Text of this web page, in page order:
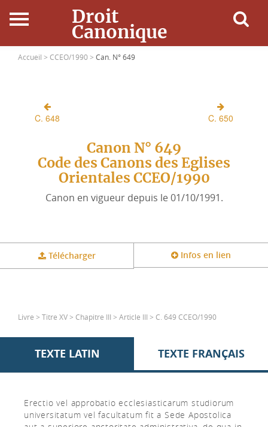
Droit
Canonique
Accueil
Ressources
Connexion
Accueil > CCEO/1990 > Can. N° 649
C. 648 C. 650
Canon N° 649
Code des Canons des Eglises
Orientales CCEO/1990
Canon en vigueur depuis le 01/10/1991.
Télécharger Infos en lien
Livre > Titre XV > Chapitre III > Article III > C. 649 CCEO/1990
TEXTE LATIN TEXTE FRANÇAIS
Erectio vel approbatio ecclesiasticarum studiorum
universitatum vel facultatum fit a Sede Apostolica